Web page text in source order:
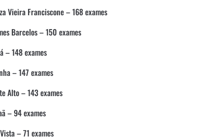
Vieira Franciscone – 168 exames
Barcelos – 150 exames
– 148 exames
– 147 exames
Alto – 143 exames
– 94 exames
– 71 exames